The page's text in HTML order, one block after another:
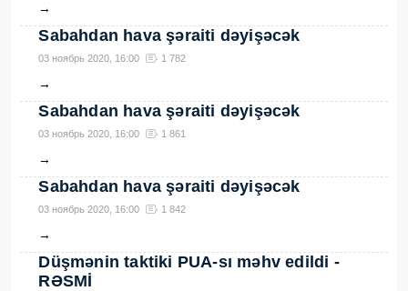
→
Sabahdan hava şəraiti dəyişəcək
03 ноябрь 2020, 16:00 1 782
→
Sabahdan hava şəraiti dəyişəcək
03 ноябрь 2020, 16:00 1 861
→
Sabahdan hava şəraiti dəyişəcək
03 ноябрь 2020, 16:00 1 842
→
Düşmənin taktiki PUA-sı məhv edildi -
RƏSMİ